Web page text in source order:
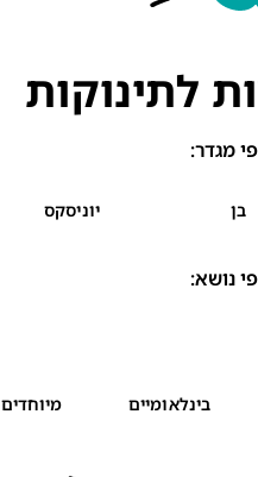
לתינוקות
מגדר:
בן יוניסקס
נושא:
בינלאומיים מיוחדים